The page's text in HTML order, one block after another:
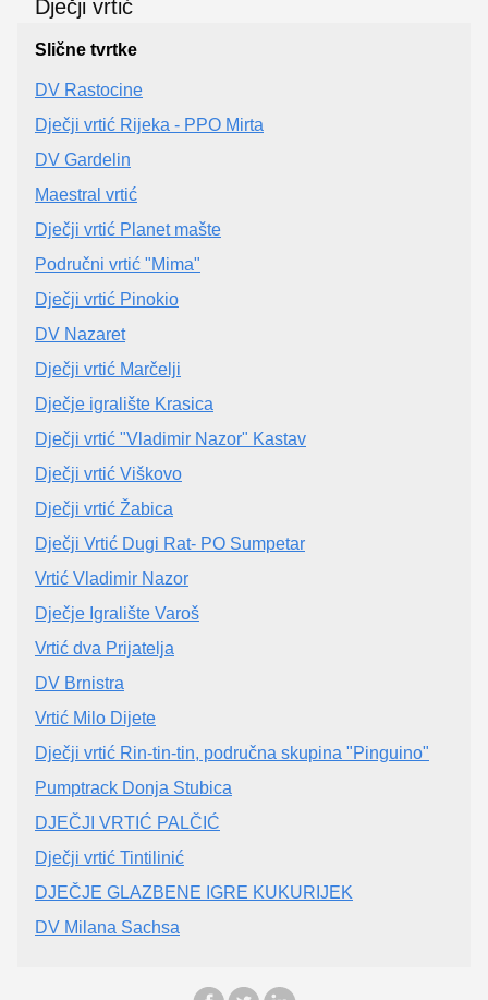
Slične tvrtke
DV Rastocine
Dječji vrtić Rijeka - PPO Mirta
DV Gardelin
Maestral vrtić
Dječji vrtić Planet mašte
Područni vrtić "Mima"
Dječji vrtić Pinokio
DV Nazaret
Dječji vrtić Marčelji
Dječje igralište Krasica
Dječji vrtić "Vladimir Nazor" Kastav
Dječji vrtić Viškovo
Dječji vrtić Žabica
Dječji Vrtić Dugi Rat- PO Sumpetar
Vrtić Vladimir Nazor
Dječje Igralište Varoš
Vrtić dva Prijatelja
DV Brnistra
Vrtić Milo Dijete
Dječji vrtić Rin-tin-tin, područna skupina "Pinguino"
Pumptrack Donja Stubica
DJEČJI VRTIĆ PALČIĆ
Dječji vrtić Tintilinić
DJEČJE GLAZBENE IGRE KUKURIJEK
DV Milana Sachsa